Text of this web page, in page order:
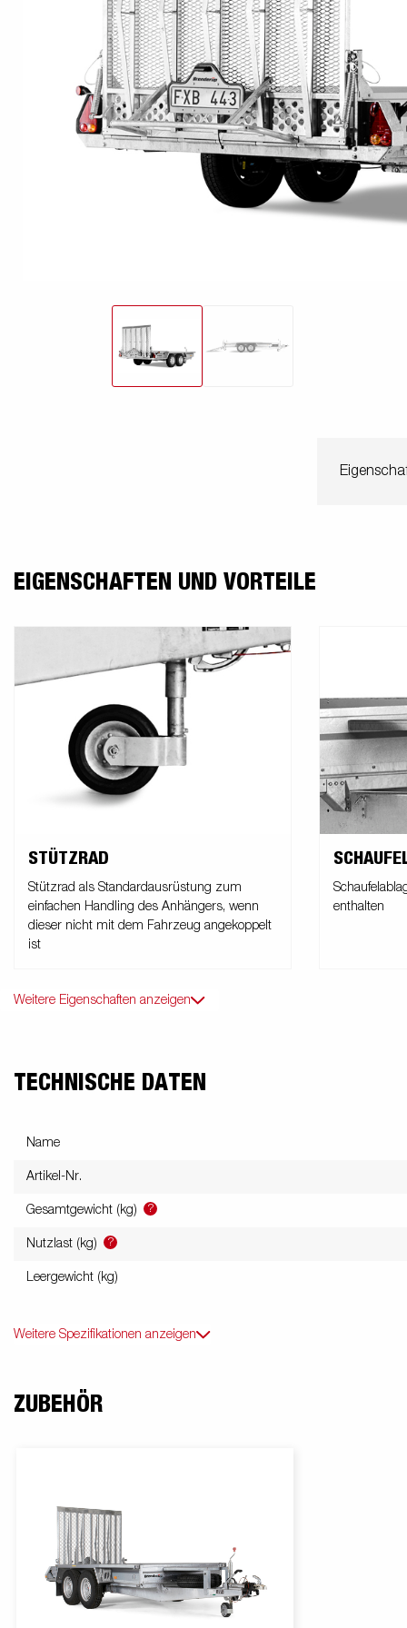
Elektrik &
Beleuchtung
Kasten &
Laubgitteraufsatz
Boden Zubehör-Kit
EIGENSCHAFTEN UND VORTEILE
STÜTZRAD
Stützrad als Standardausrüstung zum
einfachen Handling des Anhängers, wenn
dieser nicht mit dem Fahrzeug angekoppelt
ist
enthalten
Weitere Eigenschaften anzeigen
TECHNISCHE DATEN
Name
Artikel-Nr.
Gesamtgewicht (kg) ?
Nutzlast (kg) ?
Leergewicht (kg)
Weitere Spezifikationen anzeigen
ZUBEHÖR